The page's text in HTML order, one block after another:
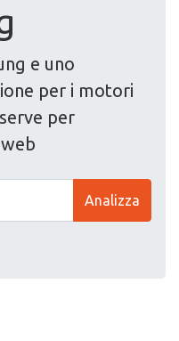
e uno
per i motori
per
Analizza